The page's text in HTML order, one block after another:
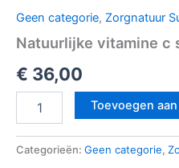
Geen categorie, Zorgnatuur
Natuurlijke vitamine c
€ 36,00
Toevoegen
Categorieën: Geen categorie,